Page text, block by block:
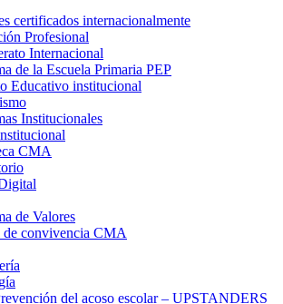
certificados internacionalmente
Profesional
Internacional
de la Escuela Primaria PEP
Educativo institucional
Institucionales
CMA
de Valores
de convivencia CMA
del acoso escolar – UPSTANDERS